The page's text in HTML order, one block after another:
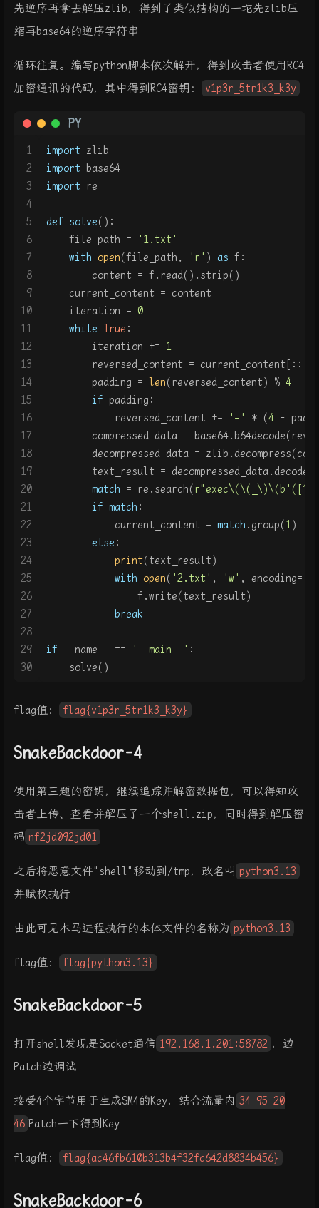
先逆序再拿去解压zlib，得到了类似结构的一坨先zlib压
缩再base64的逆序字符串
循环往复。编写python脚本依次解开，得到攻击者使用RC4
加密通讯的代码，其中得到RC4密钥：
v1p3r_5tr1k3_k3y
PY
1
2
3
4
5
6
7
8
9
10
11
12
13
14
15
16
17
18
19
20
21
22
23
24
25
26
27
28
29
30
import zlib
import base64
import re
def solve():
    file_path =
'1.txt'
with open(file_path, 'r' ) as f:
        content = f.read().strip()
    current_content = content
    iteration =
0
while True :
        iteration +=
1
        reversed_content = current_content[::-
        padding =
len(reversed_content) % 4
if padding:
            reversed_content +=
'=' * (4 -
compressed_data =
decompressed_data =
        text_result = decompressed_data.decode(
match = re.search(
if match :
            current_content =
match .group(1)
else :
print(text_result)
with open( '2.txt' , 'w' , encoding=
                f.write(text_result)
break
if __name__ == '__main__' :
    solve()
flag值： flag{v1p3r_5tr1k3_k3y}
SnakeBackdoor-4
使用第三题的密钥，继续追踪并解密数据包，可以得知攻
击者上传、查看并解压了一个shell.zip，同时得到解压密
码 nf2jd092jd01
之后将恶意文件"shell"移动到/tmp，改名叫 python3.13
并赋权执行
由此可见木马进程执行的本体文件的名称为 python3.13
flag值： flag{python3.13}
SnakeBackdoor-5
打开shell发现是Socket通信 192.168.1.201:58782 ，边
Patch边调试
接受4个字节用于生成SM4的Key，结合流量内 34 95 20
46 Patch一下得到Key
flag值： flag{ac46fb610b313b4f32fc642d8834b456}
SnakeBackdoor-6